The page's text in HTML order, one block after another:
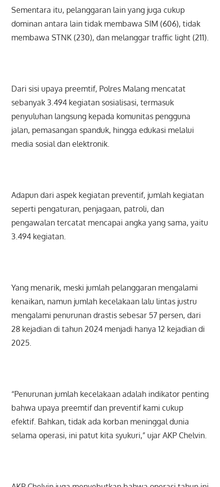
Sementara itu, pelanggaran lain yang juga cukup
dominan antara lain tidak membawa SIM (606), tidak
membawa STNK (230), dan melanggar traffic light (211).
Dari sisi upaya preemtif, Polres Malang mencatat
sebanyak 3.494 kegiatan sosialisasi, termasuk
penyuluhan langsung kepada komunitas pengguna
jalan, pemasangan spanduk, hingga edukasi melalui
media sosial dan elektronik.
Adapun dari aspek kegiatan preventif, jumlah kegiatan
seperti pengaturan, penjagaan, patroli, dan
pengawalan tercatat mencapai angka yang sama, yaitu
3.494 kegiatan.
Yang menarik, meski jumlah pelanggaran mengalami
kenaikan, namun jumlah kecelakaan lalu lintas justru
mengalami penurunan drastis sebesar 57 persen, dari
28 kejadian di tahun 2024 menjadi hanya 12 kejadian di
2025.
“Penurunan jumlah kecelakaan adalah indikator penting
bahwa upaya preemtif dan preventif kami cukup
efektif. Bahkan, tidak ada korban meninggal dunia
selama operasi, ini patut kita syukuri,” ujar AKP Chelvin.